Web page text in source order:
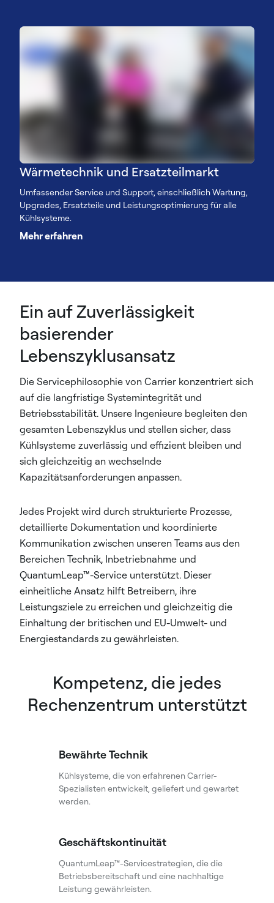
Wärmetechnik und Ersatzteilmarkt
Umfassender Service und Support, einschließlich Wartung,
Upgrades, Ersatzteile und Leistungsoptimierung für alle
Kühlsysteme.
Mehr erfahren
Ein auf Zuverlässigkeit
basierender
Lebenszyklusansatz
Die Servicephilosophie von Carrier konzentriert sich
auf die langfristige Systemintegrität und
Betriebsstabilität. Unsere Ingenieure begleiten den
gesamten Lebenszyklus und stellen sicher, dass
Kühlsysteme zuverlässig und effizient bleiben und
sich gleichzeitig an wechselnde
Kapazitätsanforderungen anpassen.
Jedes Projekt wird durch strukturierte Prozesse,
detaillierte Dokumentation und koordinierte
Kommunikation zwischen unseren Teams aus den
Bereichen Technik, Inbetriebnahme und
QuantumLeap™-Service unterstützt. Dieser
einheitliche Ansatz hilft Betreibern, ihre
Leistungsziele zu erreichen und gleichzeitig die
Einhaltung der britischen und EU-Umwelt- und
Energiestandards zu gewährleisten.
Kompetenz, die jedes
Rechenzentrum unterstützt
Bewährte Technik
Kühlsysteme, die von erfahrenen Carrier-
Spezialisten entwickelt, geliefert und gewartet
werden.
Geschäftskontinuität
QuantumLeap™-Servicestrategien, die die
Betriebsbereitschaft und eine nachhaltige
Leistung gewährleisten.